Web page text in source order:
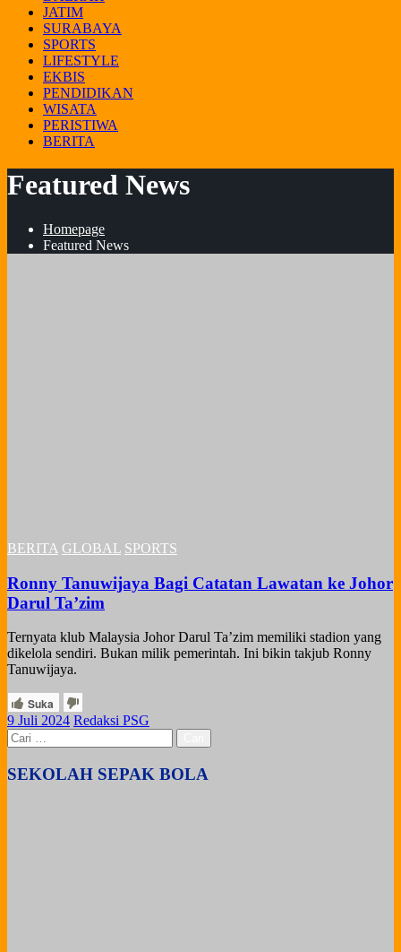
JATIM
SURABAYA
SPORTS
LIFESTYLE
EKBIS
PENDIDIKAN
WISATA
PERISTIWA
BERITA
Featured News
Homepage
Featured News
BERITA GLOBAL SPORTS
Ronny Tanuwijaya Bagi Catatan Lawatan ke Johor
Darul Ta’zim
Ternyata klub Malaysia Johor Darul Ta’zim memiliki stadion yang
dikelola sendiri. Bukan milik pemerintah. Ini bikin takjub Ronny
Tanuwijaya.
Suka
Posted
on
9 Juli 2024 Redaksi PSG
Cari
untuk:
SEKOLAH SEPAK BOLA